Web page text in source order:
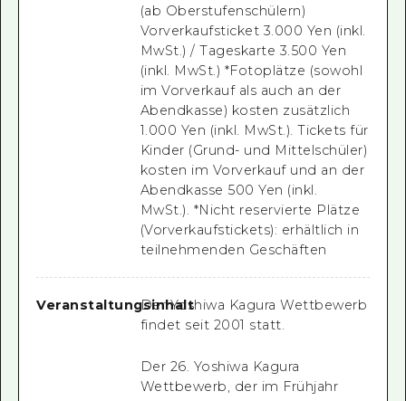
(ab Oberstufenschülern)
Vorverkaufsticket 3.000 Yen (inkl.
MwSt.) / Tageskarte 3.500 Yen
(inkl. MwSt.) *Fotoplätze (sowohl
im Vorverkauf als auch an der
Abendkasse) kosten zusätzlich
1.000 Yen (inkl. MwSt.). Tickets für
Kinder (Grund- und Mittelschüler)
kosten im Vorverkauf und an der
Abendkasse 500 Yen (inkl.
MwSt.). *Nicht reservierte Plätze
(Vorverkaufstickets): erhältlich in
teilnehmenden Geschäften
VeranstaltungsinhaltDer Yoshiwa Kagura Wettbewerb
findet seit 2001 statt.
Der 26. Yoshiwa Kagura
Wettbewerb, der im Frühjahr